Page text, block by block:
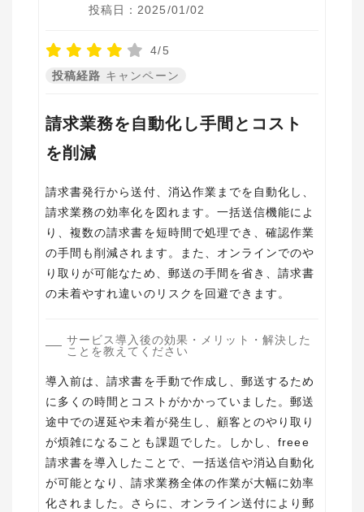
投稿日：2025/01/02
4/5
投稿経路 キャンペーン
請求業務を自動化し手間とコスト
を削減
請求書発行から送付、消込作業までを自動化し、
請求業務の効率化を図れます。一括送信機能によ
り、複数の請求書を短時間で処理でき、確認作業
の手間も削減されます。また、オンラインでのや
り取りが可能なため、郵送の手間を省き、請求書
の未着やすれ違いのリスクを回避できます。
サービス導入後の効果・メリット・解決した
ことを教えてください
導入前は、請求書を手動で作成し、郵送するため
に多くの時間とコストがかかっていました。郵送
途中での遅延や未着が発生し、顧客とのやり取り
が煩雑になることも課題でした。しかし、freee
請求書を導入したことで、一括送信や消込自動化
が可能となり、請求業務全体の作業が大幅に効率
化されました。さらに、オンライン送付により郵